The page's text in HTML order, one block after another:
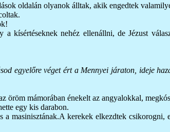
oldalán olyanok álltak, akik engedtek
kísértéseknek nehéz ellenállni, de Jézust
egyelőre véget ért a Mennyei járaton, ideje
öröm mámorában énekelt az angyalokkal,
egy kis darabon.
masinisztának.A kerekek elkezdtek